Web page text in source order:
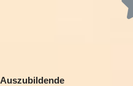
Auszubildende